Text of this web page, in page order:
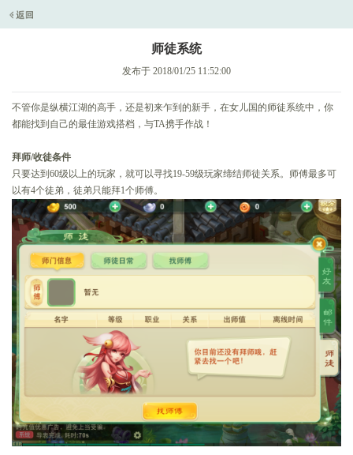
师徒系统
发布于 2018/01/25 11:52:00
不管你是纵横江湖的高手，还是初来乍到的新手，在女儿国的师徒系统中，你
都能找到自己的最佳游戏搭档，与TA携手作战！
拜师/收徒条件
只要达到60级以上的玩家，就可以寻找19-59级玩家缔结师徒关系。师傅最多可
以有4个徒弟，徒弟只能拜1个师傅。